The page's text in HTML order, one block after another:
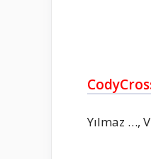
Yılmaz …,